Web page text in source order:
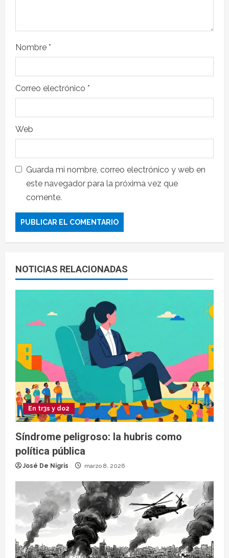
Nombre *
Correo electrónico *
Web
Guarda mi nombre, correo electrónico y web en
este navegador para la próxima vez que
comente.
NOTICIAS RELACIONADAS
En tr3s y do2
Síndrome peligroso: la hubris como
política pública
José De Nigris marzo 8, 2026